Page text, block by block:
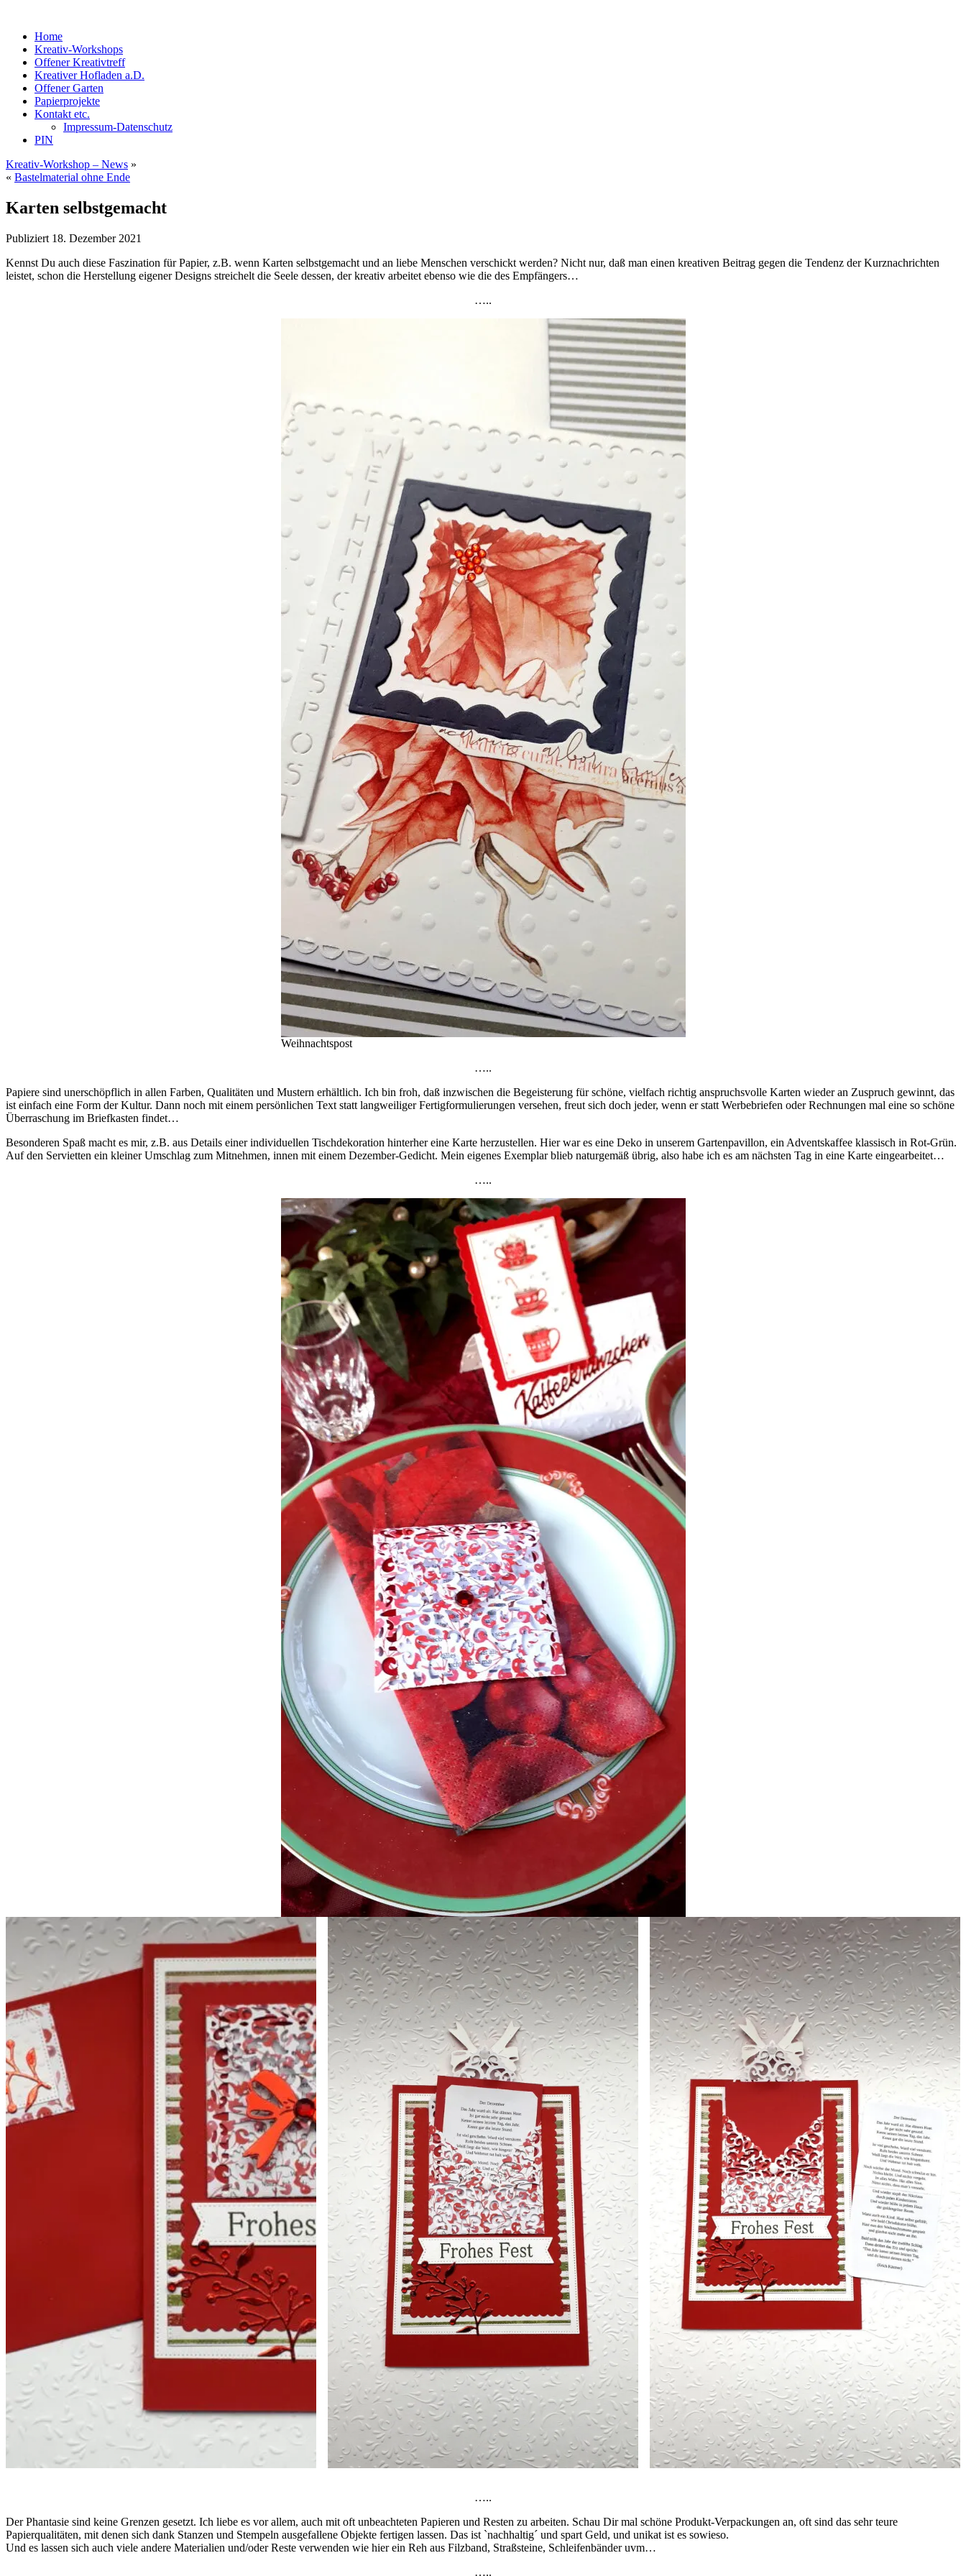
Home
Kreativ-Workshops
Offener Kreativtreff
Kreativer Hofladen a.D.
Offener Garten
Papierprojekte
Kontakt etc.
Impressum-Datenschutz
PIN
Kreativ-Workshop – News »
« Bastelmaterial ohne Ende
Karten selbstgemacht
Publiziert 18. Dezember 2021
Kennst Du auch diese Faszination für Papier, z.B. wenn Karten selbstgemacht und an liebe Menschen verschickt werden? Nicht nur, daß man einen kreativen Beitrag gegen die Tendenz der Kurznachrichten
leistet, schon die Herstellung eigener Designs streichelt die Seele dessen, der kreativ arbeitet ebenso wie die des Empfängers…
…..
Weihnachtspost
…..
Papiere sind unerschöpflich in allen Farben, Qualitäten und Mustern erhältlich. Ich bin froh, daß inzwischen die Begeisterung für schöne, vielfach richtig anspruchsvolle Karten wieder an Zuspruch gewinnt, das
ist einfach eine Form der Kultur. Dann noch mit einem persönlichen Text statt langweiliger Fertigformulierungen versehen, freut sich doch jeder, wenn er statt Werbebriefen oder Rechnungen mal eine so schöne
Überraschung im Briefkasten findet…
Besonderen Spaß macht es mir, z.B. aus Details einer individuellen Tischdekoration hinterher eine Karte herzustellen. Hier war es eine Deko in unserem Gartenpavillon, ein Adventskaffee klassisch in Rot-Grün.
Auf den Servietten ein kleiner Umschlag zum Mitnehmen, innen mit einem Dezember-Gedicht. Mein eigenes Exemplar blieb naturgemäß übrig, also habe ich es am nächsten Tag in eine Karte eingearbeitet…
…..
…..
Der Phantasie sind keine Grenzen gesetzt. Ich liebe es vor allem, auch mit oft unbeachteten Papieren und Resten zu arbeiten. Schau Dir mal schöne Produkt-Verpackungen an, oft sind das sehr teure
Papierqualitäten, mit denen sich dank Stanzen und Stempeln ausgefallene Objekte fertigen lassen. Das ist `nachhaltig´ und spart Geld, und unikat ist es sowieso.
Und es lassen sich auch viele andere Materialien und/oder Reste verwenden wie hier ein Reh aus Filzband, Straßsteine, Schleifenbänder uvm…
…..